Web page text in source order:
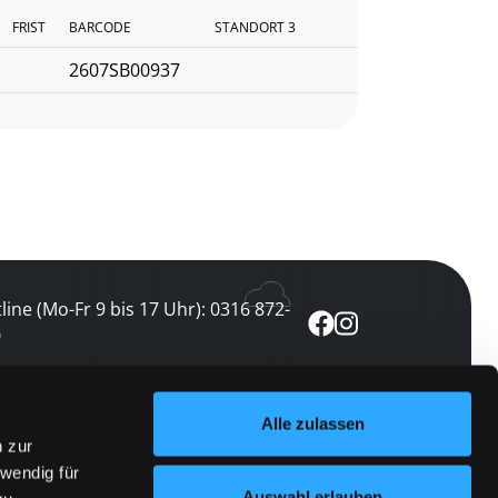
zur
für
Alle zulassen
FRIST BARCODE STANDORT 3
2607SB00937
(Mo-Fr 9 bis 17 Uhr): 0316 872-
abonnieren
keine Veranstaltung verpassen